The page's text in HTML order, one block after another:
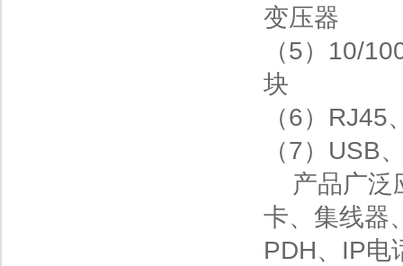
变压器
（5）10/
块
（6）
（7）USB
产品广泛
卡、集线器
PDH、IP电